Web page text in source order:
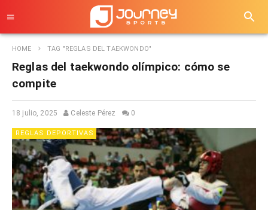
HOME TAG "REGLAS DEL TAEKWONDO"
Reglas del taekwondo olímpico: cómo se
compite
18 julio, 2025 Celeste Pérez 0
REGLAS DEPORTIVAS